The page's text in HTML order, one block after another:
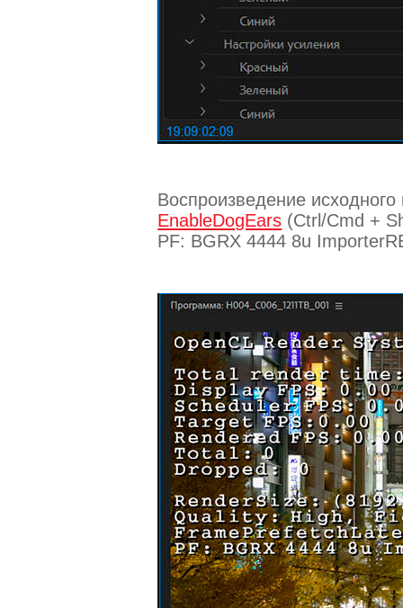
Воспроизведение
EnableDogEars (Ctrl/Cmd +
PF: BGRX 4444 8u